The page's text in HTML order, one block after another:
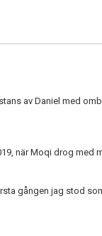
av Daniel med
när Moqi drog med
gången jag stod